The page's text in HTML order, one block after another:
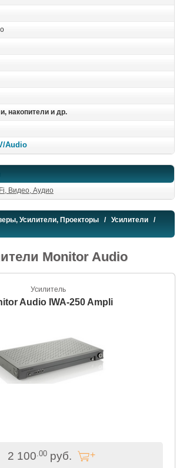
накопители и др.
Audio
Видео, Аудио
Усилители, Проекторы / Усилители /
Monitor Audio
Усилитель
Audio IWA-250 Ampli
2 100 .00руб.